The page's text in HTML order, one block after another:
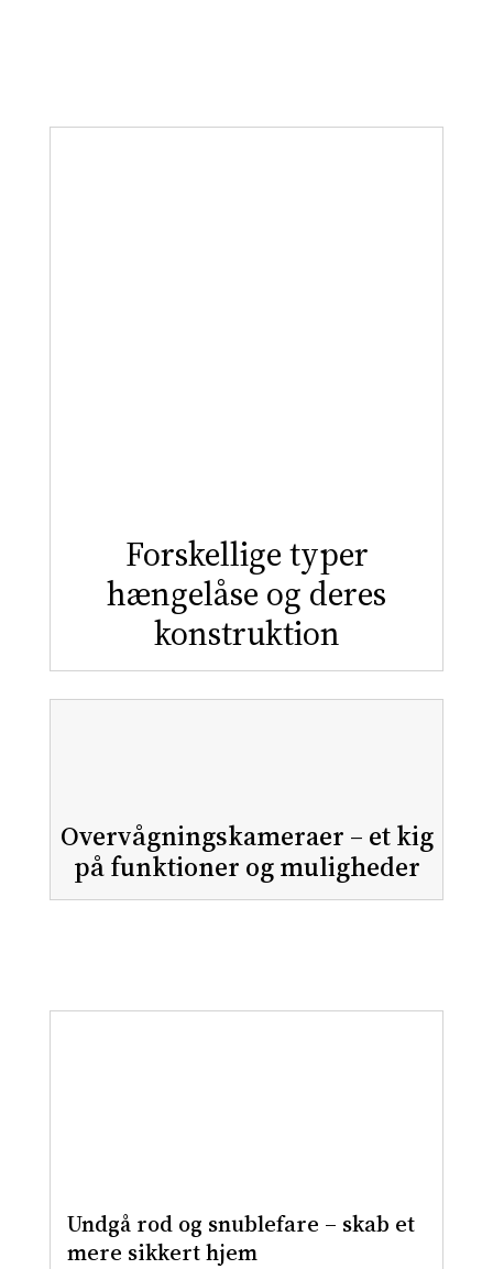
Forskellige typer
hængelåse og deres
konstruktion
Overvågningskameraer – et kig
på funktioner og muligheder
Undgå rod og snublefare – skab et
mere sikkert hjem